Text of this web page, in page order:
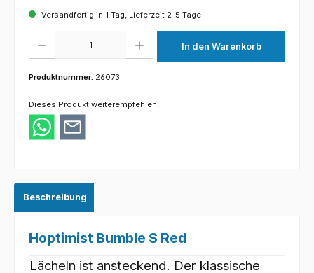
Versandfertig in 1 Tag, Lieferzeit 2-5 Tage
In den Warenkorb
Produktnummer: 26073
Dieses Produkt weiterempfehlen:
Beschreibung
Hoptimist Bumble S Red
Lächeln ist ansteckend. Der klassische